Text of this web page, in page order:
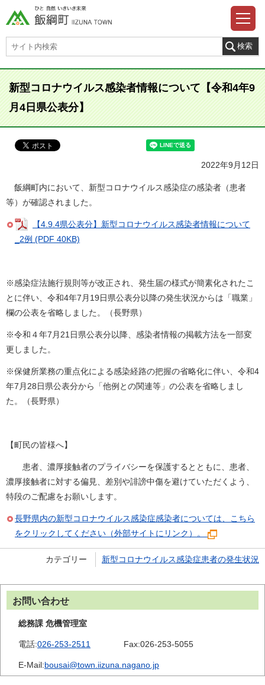
新型コロナウイルス感染者情報について【令和4年9
月4日県公表分】
2022年9月12日
飯綱町内において、新型コロナウイルス感染症の感染者（患者
等）が確認されました。
【4.9.4県公表分】新型コロナウイルス感染者情報について
_2例 (PDF 40KB)
※感染症法施行規則等が改正され、発生届の様式が簡素化されたこ
とに伴い、令和4年7月19日県公表分以降の発生状況からは「職業」
欄の公表を省略しました。（長野県）
※令和４年7月21日県公表分以降、感染者情報の掲載方法を一部変
更しました。
※保健所業務の重点化による感染経路の把握の省略化に伴い、令和4
年7月28日県公表分から「他例との関連等」の公表を省略しまし
た。（長野県）
【町民の皆様へ】
患者、濃厚接触者のプライバシーを保護するとともに、患者、
濃厚接触者に対する偏見、差別や誹謗中傷を避けていただくよう、
特段のご配慮をお願いします。
長野県内の新型コロナウイルス感染症感染者については、こちら
をクリックしてください（外部サイトにリンク）。
カテゴリー 新型コロナウイルス感染症患者の発生状況
お問い合わせ
総務課 危機管理室
電話:026-253-2511 Fax:026-253-5055
E-Mail:bousai@town.iizuna.nagano.jp